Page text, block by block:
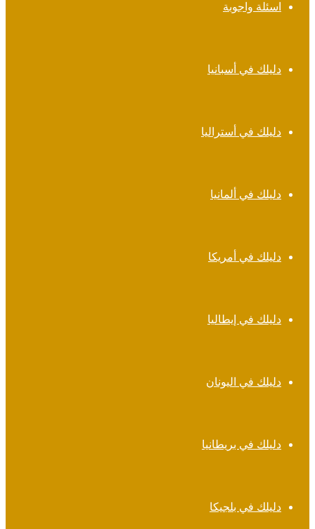
اسئلة واجوبة
دليلك في أسبانيا
دليلك في أستراليا
دليلك في ألمانيا
دليلك في أمريكا
دليلك في إيطاليا
دليلك في اليونان
دليلك في بريطانيا
دليلك في بلجيكا